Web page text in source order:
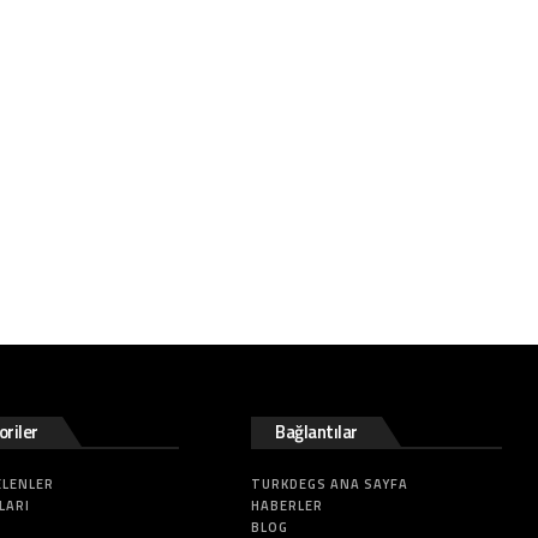
Bağlantılar
TURKDEGS ANA SAYFA
HABERLER
BLOG